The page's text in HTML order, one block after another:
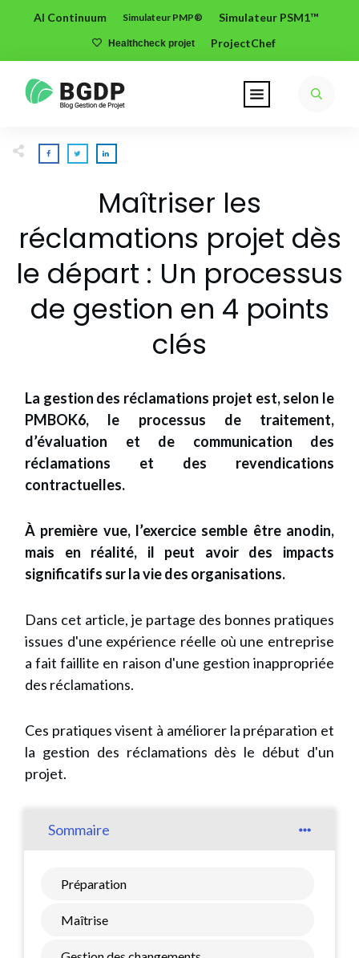
AI Continuum Simulateur PMP® Simulateur PSM1™
Healthcheck projet ProjectChef
Maîtriser les
réclamations projet dès
le départ : Un processus
de gestion en 4 points
clés
La gestion des réclamations projet est, selon le
PMBOK6, le processus de traitement,
d’évaluation et de communication des
réclamations et des revendications
contractuelles.
À première vue, l’exercice semble être anodin,
mais en réalité, il peut avoir des impacts
significatifs sur la vie des organisations.
Dans cet article, je partage des bonnes pratiques
issues d'une expérience réelle où une entreprise
a fait faillite en raison d'une gestion inappropriée
des réclamations.
Ces pratiques visent à améliorer la préparation et
la gestion des réclamations dès le début d'un
projet.
Sommaire
Préparation
Maîtrise